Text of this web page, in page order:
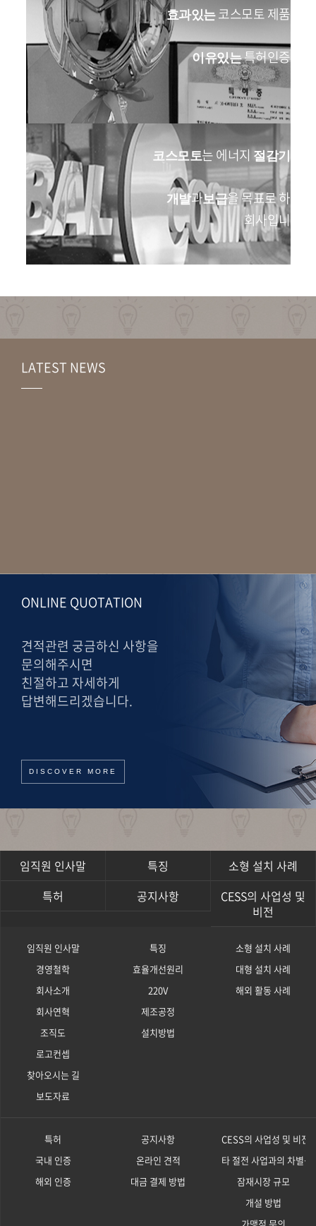
효과있는코스모토 제품의
이유있는특허인증들
코스모토는 에너지 절감기
개발과보급을 목표로 하는
회사입니다
LATEST NEWS
ONLINE QUOTATION
견적관련 궁금하신 사항을
문의해주시면
친절하고 자세하게
답변해드리겠습니다.
DISCOVER MORE
임직원 인사말 특징
소형 설치 사례
특허
공지사항
CESS의 사업성 및
비전
임직원 인사말
경영철학
회사소개
회사연혁
조직도
로고컨셉
찾아오시는 길
보도자료
특징
효율개선원리
220V
제조공정
설치방법
소형 설치 사례
대형 설치 사례
해외 활동 사례
특허
국내 인증
해외 인증
공지사항
온라인 견적
대금 결제 방법
CESS의 사업성 및 비전
타 절전 사업과의 차별성
잠재시장 규모
개설 방법